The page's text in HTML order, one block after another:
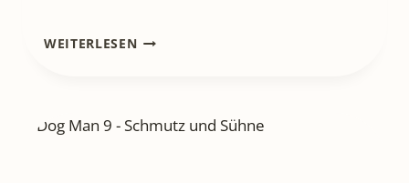
WEITERLESENLITL766
HALT
MAL